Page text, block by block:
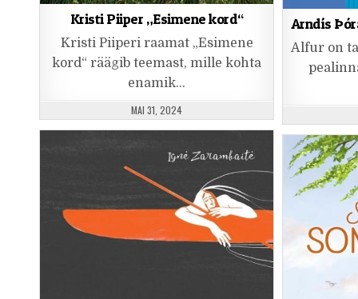
Kristi Piiper „Esimene kord“
Kristi Piiperi raamat „Esimene
kord“ räägib teemast, mille kohta
enamik…
PUBLISHED DATE:
MAI 31, 2024
Arndís
Alfur on